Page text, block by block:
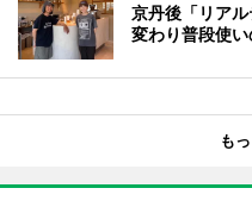
京丹後「リア
変わり普段使い
も